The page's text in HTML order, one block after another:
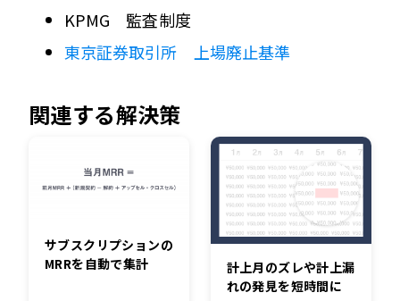
KPMG 監査制度
東京証券取引所 上場廃止基準
関連する解決策
サブスクリプションの
MRRを自動で集計
計上月のズレや計上漏
れの発見を短時間に